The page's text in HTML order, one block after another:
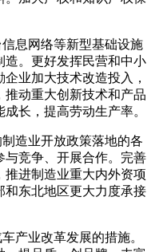
息网络等新型基础设施
造。更好发挥民营和中小
业加大技术改造投入，
动重大创新技术和产品
长，提高劳动生产率。
造业开放政策落地的各
与竞争、开展合作。完善
进制造业重大内外资项
和东北地区更大力度承接
业改革发展的措施。